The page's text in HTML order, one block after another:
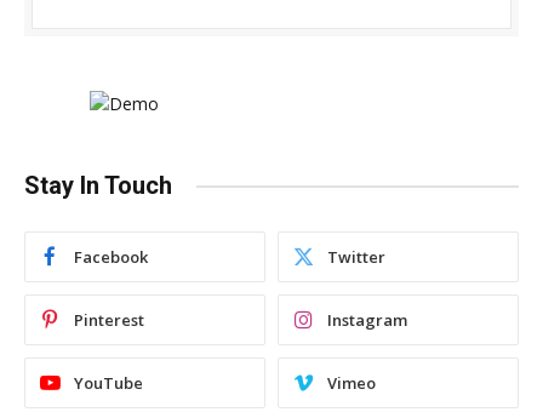
Stay In Touch
Facebook Twitter
Pinterest Instagram
YouTube Vimeo